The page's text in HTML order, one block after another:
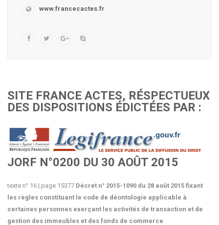
www.francecactes.fr
SITE FRANCE ACTES, RÉSPECTUEUX
DES DISPOSITIONS ÉDICTÉES PAR :
JORF N°0200 DU 30 AOÛT 2015
texte n° 16 | page 15377 Décret n° 2015-1090 du 28 août 2015 fixant
les règles constituant le code de déontologie applicable à
certaines personnes exerçant les activités de transaction et de
gestion des immeubles et des fonds de commerce